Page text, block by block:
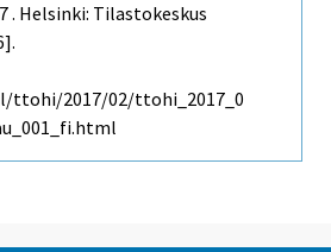
. Helsinki: Tilastokeskus
2017/02/ttohi_2017_0